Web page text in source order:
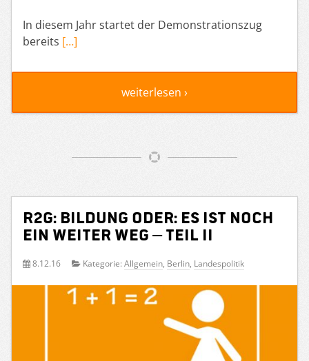
In diesem Jahr startet der Demonstrationszug
bereits […]
weiterlesen ›
R2G: Bildung oder: Es ist noch
ein weiter Weg – Teil II
8.12.16 Kategorie: Allgemein, Berlin, Landespolitik